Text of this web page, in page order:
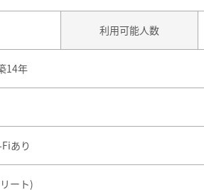
利用可能人数
14年
あり
ート)